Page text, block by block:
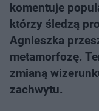
komentuje
którzy śledzą
Agnieszka
metamorfozę.
zmianą
zachwytu.